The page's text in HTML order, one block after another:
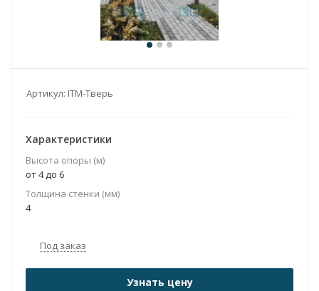
Артикул: ITM-Тверь
Характеристики
Высота опоры (м)
от 4 до 6
Толщина стенки (мм)
4
Под заказ
Узнать цену